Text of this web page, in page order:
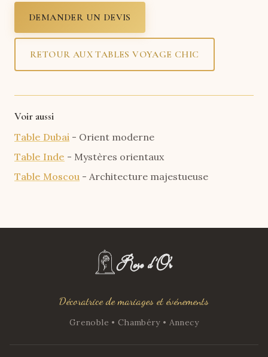
DEMANDER UN DEVIS
RETOUR AUX TABLES VOYAGE CHIC
Voir aussi
Table Dubai - Orient moderne
Table Inde - Mystères orientaux
Table Moscou - Architecture majestueuse
Décoratrice de mariages et événements
Grenoble • Chambéry • Annecy